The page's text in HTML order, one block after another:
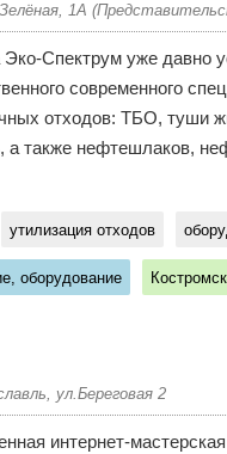
1А
Спектрум уже давно
современного
отходов: ТБО, туши
а также нефтешлаков,
утилизация отходов
оборудование
ул.Береговая 2
интернет-